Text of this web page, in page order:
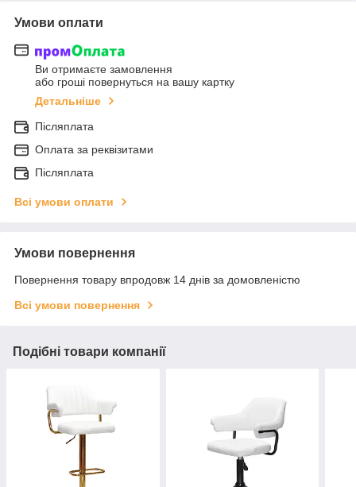
Умови оплати
Ви отримаєте замовлення
або гроші повернуться на вашу картку
Детальніше
Післяплата
Оплата за реквізитами
Післяплата
Всі умови оплати
Умови повернення
Повернення товару впродовж 14 днів за домовленістю
Всі умови повернення
Подібні товари компанії